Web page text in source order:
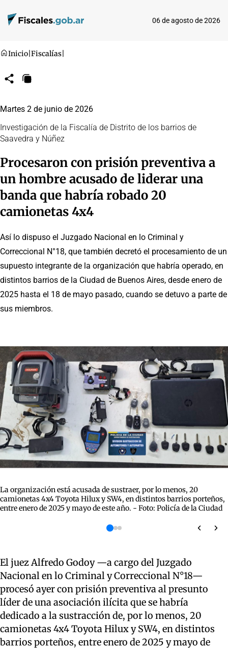
06 de agosto de 2026
Inicio Fiscalías
CompartirCopiar
Martes 2 de junio de 2026
Investigación de la Fiscalía de Distrito de los barrios de
Saavedra y Núñez
Procesaron con prisión preventiva a
un hombre acusado de liderar una
banda que habría robado 20
camionetas 4x4
Así lo dispuso el Juzgado Nacional en lo Criminal y
Correccional N°18, que también decretó el procesamiento de un
supuesto integrante de la organización que habría operado, en
distintos barrios de la Ciudad de Buenos Aires, desde enero de
2025 hasta el 18 de mayo pasado, cuando se detuvo a parte de
sus miembros.
La organización está acusada de sustraer, por lo menos, 20
camionetas 4x4 Toyota Hilux y SW4, en distintos barrios porteños,
entre enero de 2025 y mayo de este año. - Foto: Policía de la Ciudad
El juez Alfredo Godoy —a cargo del Juzgado
Nacional en lo Criminal y Correccional N°18—
procesó ayer con prisión preventiva al presunto
líder de una asociación ilícita que se habría
dedicado a la sustracción de, por lo menos, 20
camionetas 4x4 Toyota Hilux y SW4, en distintos
barrios porteños, entre enero de 2025 y mayo de